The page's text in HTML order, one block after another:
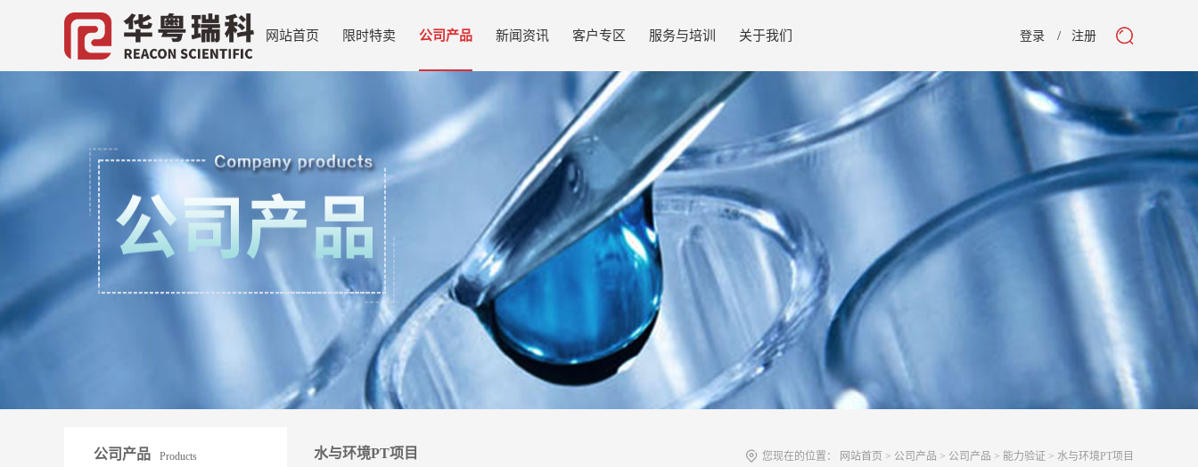
登录 注册
网站首页 限时特卖 公司产品 新闻资讯 客户专区 服务与培训 关于我们
公司产品 Products 水与环境PT项目 您现在的位置： 网站首页 > 公司产品 > 公司产品 > 能力验证 > 水与环境PT项目